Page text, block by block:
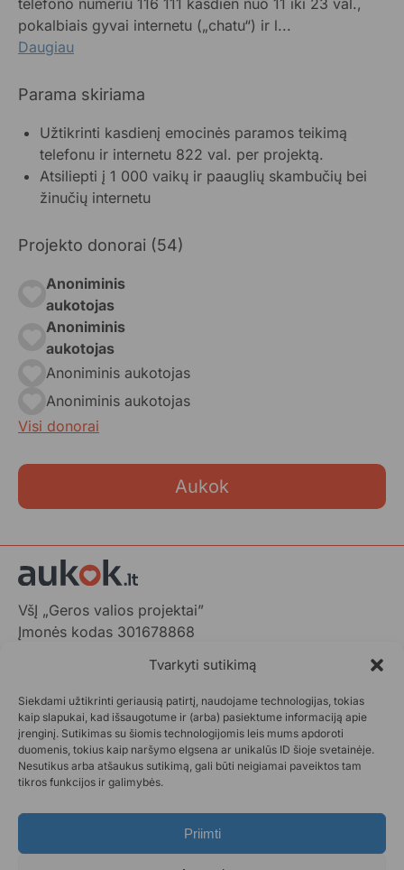
Tvarkyti sutikimą
Siekdami užtikrinti geriausią patirtį, naudojame technologijas, tokias
kaip slapukai, kad išsaugotume ir (arba) pasiektume informaciją apie
įrenginį. Sutikimas su šiomis technologijomis leis mums apdoroti
duomenis, tokius kaip naršymo elgsena ar unikalūs ID šioje svetainėje.
Nesutikus arba atšaukus sutikimą, gali būti neigiamai paveiktos tam
tikros funkcijos ir galimybės.
Priimti
pokalbiais gyvai internetu („chatu“) ir l...
Daugiau
Parama skiriama
Užtikrinti kasdienį emocinės paramos teikimą
telefonu ir internetu 822 val. per projektą.
Atsiliepti į 1 000 vaikų ir paauglių skambučių bei
žinučių internetu
Projekto donorai (54)
Anoniminis
aukotojas
Anoniminis
aukotojas
Anoniminis aukotojas
Anoniminis aukotojas
Visi donorai
Aukok
VšĮ „Geros valios projektai”
Įmonės kodas 301678868
LT-01103 Vilnius, Lietuva
+370 602 31001,info@aukok.lt
+370 698 24305 (verslo partnerystėms)
Kontaktai
Aukok.lt taisyklės